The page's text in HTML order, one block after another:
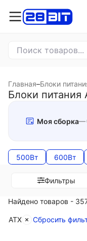
Главная–Блоки
Блоки питания
Моя сборка
500Вт 600Вт
Фильтры
Найдено товаров -
ATX Сбросить